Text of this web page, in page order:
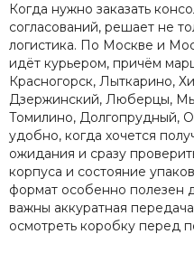
Когда нужно заказать
согласований, решает не
логистика. По Москве и
идёт курьером, причём
Красногорск, Лыткарино,
Дзержинский, Люберцы,
Томилино, Долгопрудный,
удобно, когда хочется
ожидания и сразу
корпуса и состояние
формат особенно полезен
важны аккуратная
осмотреть коробку перед